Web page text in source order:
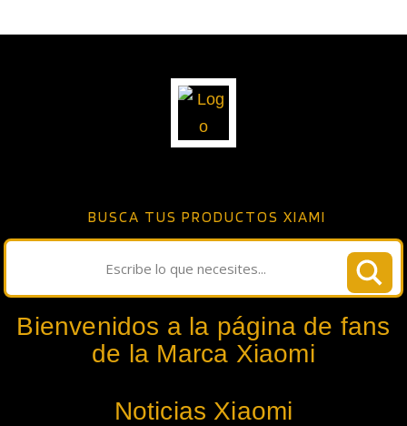
BUSCA TUS PRODUCTOS XIAMI
Bienvenidos a la página de fans
de la Marca Xiaomi
Noticias Xiaomi